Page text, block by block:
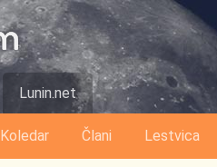
Koledar Člani Lestvica
Lunin.net